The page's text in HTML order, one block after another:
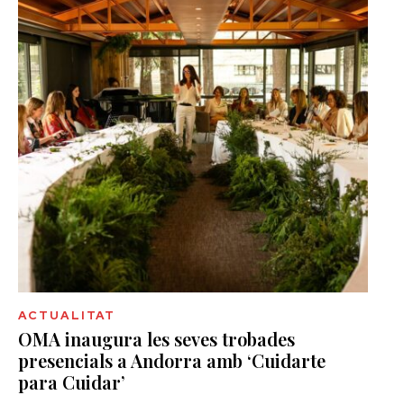
ACTUALITAT
OMA inaugura les seves trobades
presencials a Andorra amb ‘Cuidarte
para Cuidar’